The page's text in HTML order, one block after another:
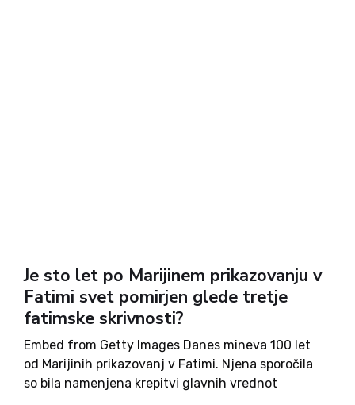
Je sto let po Marijinem prikazovanju v
Fatimi svet pomirjen glede tretje
fatimske skrivnosti?
Embed from Getty Images Danes mineva 100 let
od Marijinih prikazovanj v Fatimi. Njena sporočila
so bila namenjena krepitvi glavnih vrednot